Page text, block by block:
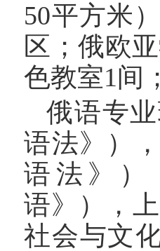
50平方米
区；俄欧
色教室1间
俄语专
语法》）
语法》）
语》），
社会与文